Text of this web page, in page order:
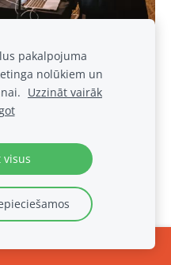
pakalpojuma
nolūkiem un
Uzzināt vairāk
visus